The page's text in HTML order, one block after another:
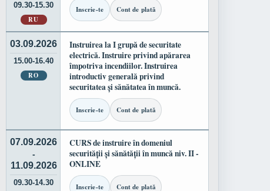
09.30-15.30
RU
Inscrie-te Cont de plată
03.09.2026
15.00-16.40
RO
Instruirea la I grupă de securitate
electrică. Instruire privind apărarea
împotriva incendiilor. Instruirea
introductiv generală privind
securitatea și sănătatea în muncă.
Inscrie-te Cont de plată
07.09.2026
-
11.09.2026
09.30-14.30
CURS de instruire în domeniul
securității și sănătății în muncă niv. II -
ONLINE
Inscrie-te Cont de plată